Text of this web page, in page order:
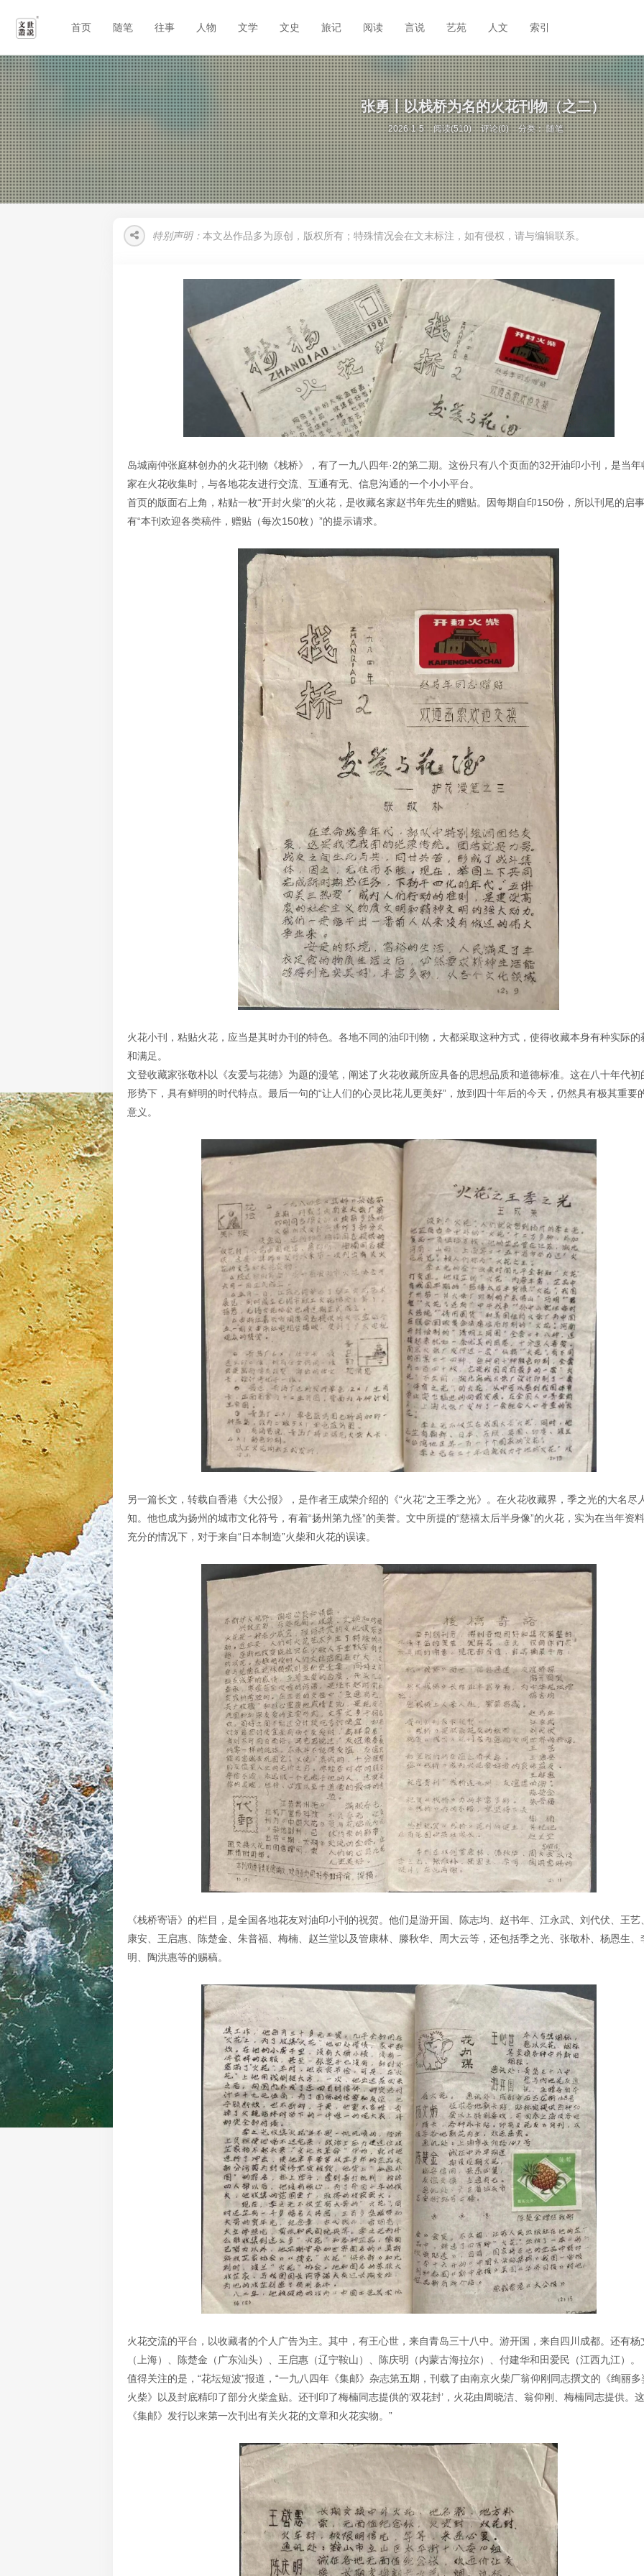
首页 随笔 往事 人物 文学 文史 旅记 阅读 言说 艺苑 人文 索引
张勇丨以栈桥为名的火花刊物（之二）
2026-1-5 阅读(510) 评论(0) 分类：随笔
特别声明： 本文丛作品多为原创，版权所有；特殊情况会在文末标注，如有侵权，请与编辑联系。
岛城南仲张庭林创办的火花刊物《栈桥》，有了一九八四年·2的第二期。这份只有八个页面的32开油印小刊，是当年
家在火花收集时，与各地花友进行交流、互通有无、信息沟通的一个小小平台。
首页的版面右上角，粘贴一枚“开封火柴”的火花，是收藏名家赵书年先生的赠贴。因每期自印150份，所以刊尾的启
有“本刊欢迎各类稿件，赠贴（每次150枚）”的提示请求。
火花小刊，粘贴火花，应当是其时办刊的特色。各地不同的油印刊物，大都采取这种方式，使得收藏本身有种实际的
和满足。
文登收藏家张敬朴以《友爱与花德》为题的漫笔，阐述了火花收藏所应具备的思想品质和道德标准。这在八十年代初
形势下，具有鲜明的时代特点。最后一句的“让人们的心灵比花儿更美好”，放到四十年后的今天，仍然具有极其重要
意义。
另一篇长文，转载自香港《大公报》，是作者王成荣介绍的《“火花”之王季之光》。在火花收藏界，季之光的大名尽
知。他也成为扬州的城市文化符号，有着“扬州第九怪”的美誉。文中所提的“慈禧太后半身像”的火花，实为在当年资
充分的情况下，对于来自“日本制造”火柴和火花的误读。
《栈桥寄语》的栏目，是全国各地花友对油印小刊的祝贺。他们是游开国、陈志均、赵书年、江永武、刘代伏、王艺
康安、王启惠、陈楚金、朱普福、梅楠、赵兰堂以及管康林、滕秋华、周大云等，还包括季之光、张敬朴、杨恩生、
明、陶洪惠等的赐稿。
火花交流的平台，以收藏者的个人广告为主。其中，有王心世，来自青岛三十八中。游开国，来自四川成都。还有杨
（上海）、陈楚金（广东汕头）、王启惠（辽宁鞍山）、陈庆明（内蒙古海拉尔）、付建华和田爱民（江西九江）。
值得关注的是，“花坛短波”报道，“一九八四年《集邮》杂志第五期，刊载了由南京火柴厂翁仰刚同志撰文的《绚丽多
火柴》以及封底精印了部分火柴盒贴。还刊印了梅楠同志提供的‘双花封’，火花由周晓洁、翁仰刚、梅楠同志提供。
《集邮》发行以来第一次刊出有关火花的文章和火花实物。”